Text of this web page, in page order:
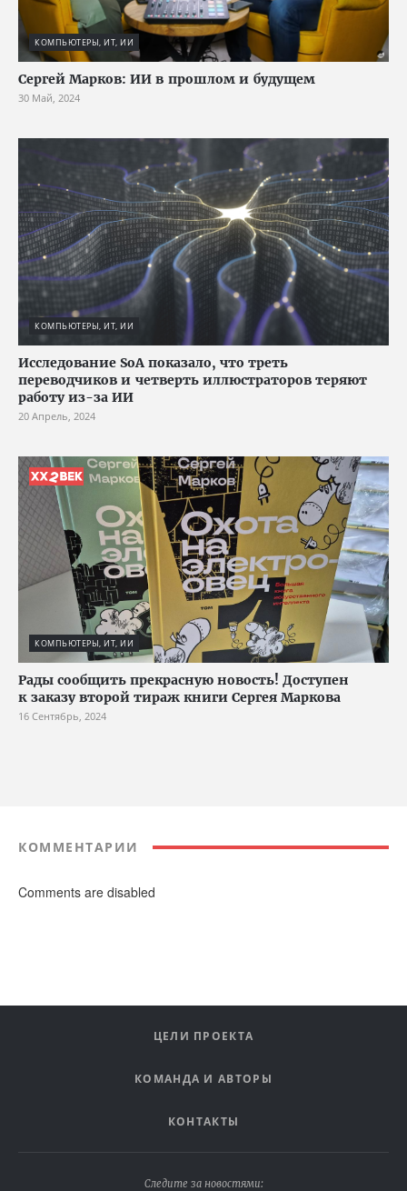
КОМПЬЮТЕРЫ, ИТ, ИИ
Сергей Марков: ИИ в прошлом и будущем
30 Май, 2024
КОМПЬЮТЕРЫ, ИТ, ИИ
Исследование SoA показало, что треть
переводчиков и четверть иллюстраторов теряют
работу из-за ИИ
20 Апрель, 2024
КОМПЬЮТЕРЫ, ИТ, ИИ
Рады сообщить прекрасную новость! Доступен
к заказу второй тираж книги Сергея Маркова
16 Сентябрь, 2024
КОММЕНТАРИИ
Comments are disabled
ЦЕЛИ ПРОЕКТА
КОМАНДА И АВТОРЫ
КОНТАКТЫ
Следите за новостями: